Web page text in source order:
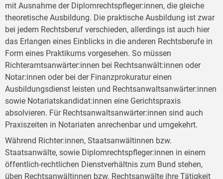
mit Ausnahme der Diplomrechtspfleger:innen, die gleiche
theoretische Ausbildung. Die praktische Ausbildung ist zwar
bei jedem Rechtsberuf verschieden, allerdings ist auch hier
das Erlangen eines Einblicks in die anderen Rechtsberufe in
Form eines Praktikums vorgesehen. So müssen
Richteramtsanwärter:innen bei Rechtsanwält:innen oder
Notar:innen oder bei der Finanzprokuratur einen
Ausbildungsdienst leisten und Rechtsanwaltsanwärter:innen
sowie Notariatskandidat:innen eine Gerichtspraxis
absolvieren. Für Rechtsanwaltsanwärter:innen sind auch
Praxiszeiten in Notariaten anrechenbar und umgekehrt.
Während Richter:innen, Staatsanwältinnen bzw.
Staatsanwälte, sowie Diplomrechtspfleger:innen in einem
öffentlich-rechtlichen Dienstverhältnis zum Bund stehen,
üben Rechtsanwältinnen bzw. Rechtsanwälte ihre Tätigkeit